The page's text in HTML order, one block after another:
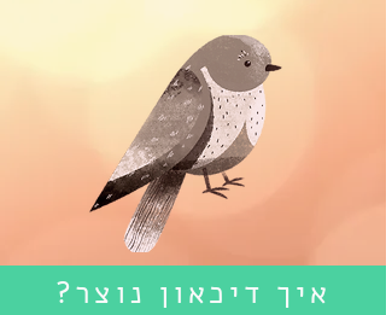
איך דיכאון נוצר?